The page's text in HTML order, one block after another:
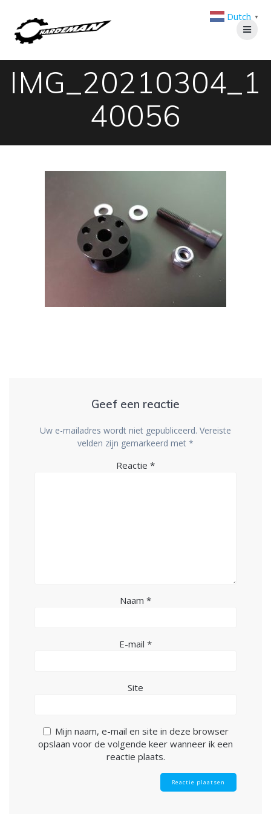
IMG_20210304_1
40056
Geef een reactie
Uw e-mailadres wordt niet gepubliceerd. Vereiste
velden zijn gemarkeerd met *
Reactie *
Naam *
E-mail *
Site
Mijn naam, e-mail en site in deze browser
opslaan voor de volgende keer wanneer ik een
reactie plaats.
Dutch ▼